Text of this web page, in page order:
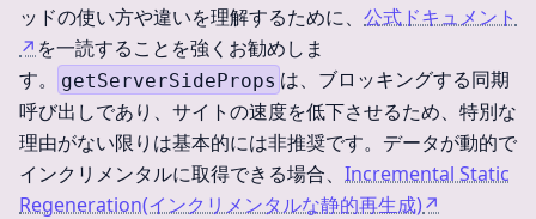
ッドの使い方や違いを理解するために、 公式ドキュメント
↗ を一読することを強くお勧めしま
す。
getServerSideProps は、ブロッキングする同期
呼び出しであり、サイトの速度を低下させるため、特別な
理由がない限りは基本的には非推奨です。データが動的で
インクリメンタルに取得できる場合、 Incremental Static
Regeneration(インクリメンタルな静的再生成)↗